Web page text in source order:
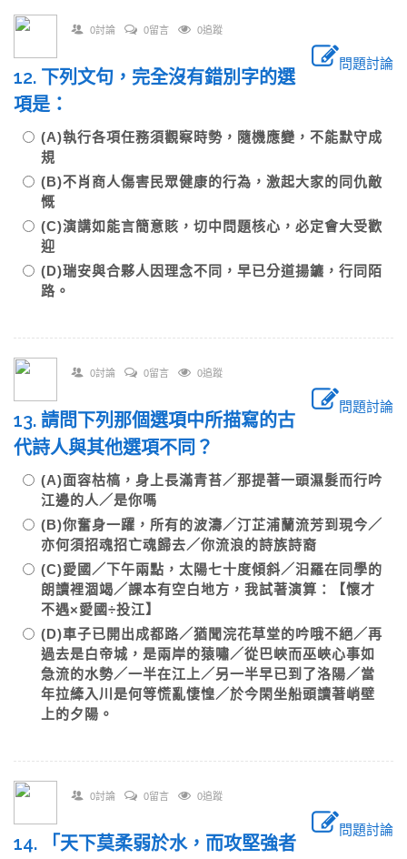
0討論 0留言 0追蹤
問題討論
12. 下列文句，完全沒有錯別字的選
項是：
(A)執行各項任務須觀察時勢，隨機應變，不能默守成
規
(B)不肖商人傷害民眾健康的行為，激起大家的同仇敵
慨
(C)演講如能言簡意賅，切中問題核心，必定會大受歡
迎
(D)瑞安與合夥人因理念不同，早已分道揚鑣，行同陌
路。
0討論 0留言 0追蹤
問題討論
13. 請問下列那個選項中所描寫的古
代詩人與其他選項不同？
(A)面容枯槁，身上長滿青苔／那提著一頭濕髮而行吟
江邊的人／是你嗎
(B)你奮身一躍，所有的波濤／汀芷浦蘭流芳到現今／
亦何須招魂招亡魂歸去／你流浪的詩族詩裔
(C)愛國／下午兩點，太陽七十度傾斜／汩羅在同學的
朗讀裡涸竭／課本有空白地方，我試著演算：【懷才
不遇×愛國÷投江】
(D)車子已開出成都路／猶聞浣花草堂的吟哦不絕／再
過去是白帝城，是兩岸的猿嘯／從巴峽而巫峽心事如
急流的水勢／一半在江上／另一半早已到了洛陽／當
年拉縴入川是何等慌亂悽惶／於今閑坐船頭讀著峭壁
上的夕陽。
0討論 0留言 0追蹤
問題討論
14. 「天下莫柔弱於水，而攻堅強者